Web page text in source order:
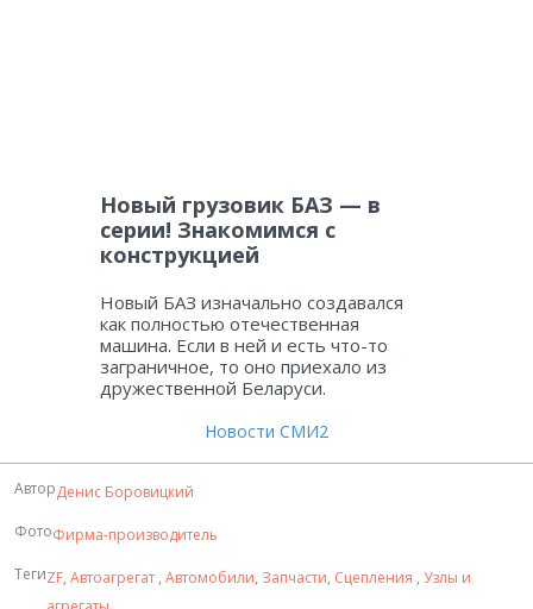
Новый грузовик БАЗ — в
серии! Знакомимся с
конструкцией
Новый БАЗ изначально создавался
как полностью отечественная
машина. Если в ней и есть что-то
заграничное, то оно приехало из
дружественной Беларуси.
Новости СМИ2
АвторДенис Боровицкий
ФотоФирма-производитель
ТегиZF, Автоагрегат , Автомобили, Запчасти, Сцепления , Узлы и